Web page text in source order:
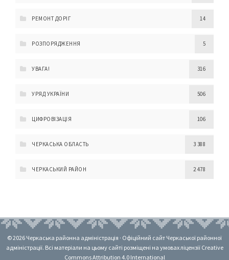
РЕМОНТ ДОРІГ 14
РОЗПОРЯДЖЕННЯ 5
УВАГА! 316
УРЯД УКРАЇНИ 506
ЦИФРОВІЗАЦІЯ 106
ЧЕРКАСЬКА ОБЛАСТЬ 3 388
ЧЕРКАСЬКИЙ РАЙОН 2 478
© 2026 Черкаська районна адміністрація · Офіційний сайт Черкаської районної
адміністрації. Всі матеріали на цьому сайті розміщені на умовах ліцензії Creative
Commons Attribution 4.0 International